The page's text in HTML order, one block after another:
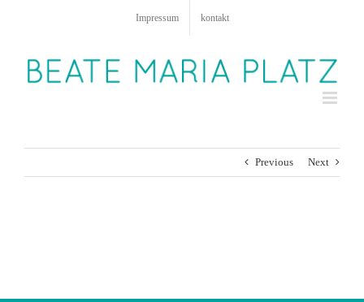
Impressum kontakt
Previous Next